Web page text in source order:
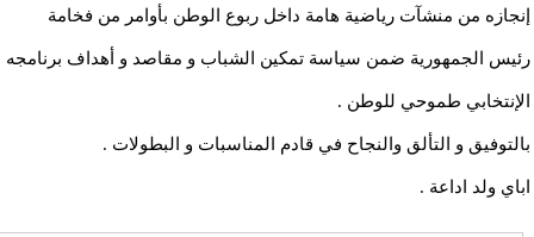
إنجازه من منشآت رياضية هامة داخل ربوع الوطن بأوامر من فخامة
رئيس الجمهورية ضمن سياسة تمكين الشباب و مقاصد و أهداف برنامجه
الإنتخابي طموحي للوطن .
بالتوفيق و التألق والنجاح في قادم المناسبات و البطولات .
اباي ولد اداعة .